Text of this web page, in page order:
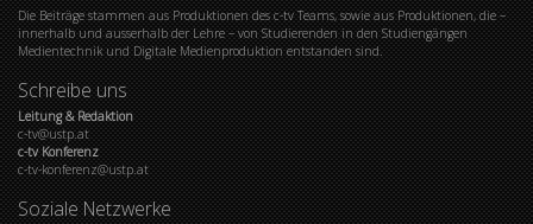
Die Beiträge stammen aus Produktionen des c-tv Teams, sowie aus Produktionen, die –
innerhalb und ausserhalb der Lehre – von Studierenden in den Studiengängen
Medientechnik und Digitale Medienproduktion entstanden sind.
Schreibe uns
Leitung & Redaktion
c-tv@ustp.at
c-tv Konferenz
c-tv-konferenz@ustp.at
Soziale Netzwerke